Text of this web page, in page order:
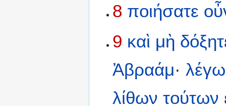
8 ποιήσατε
9 καὶ μὴ
Ἀβραάμ· λέγω
λίθων τούτων